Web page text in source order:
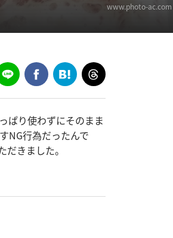
www.photo-ac.com
ぱり使わずにそのまま
NG行為だったんで
きました。